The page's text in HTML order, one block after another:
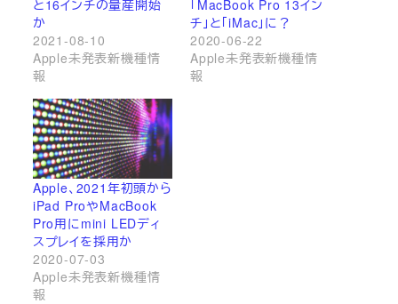
と16インチの量産開始
か
2021-08-10
Apple未発表新機種情
報
「MacBook Pro 13イン
チ」と「iMac」に？
2020-06-22
Apple未発表新機種情
報
Apple、2021年初頭から
iPad ProやMacBook
Pro用にmini LEDディ
スプレイを採用か
2020-07-03
Apple未発表新機種情
報